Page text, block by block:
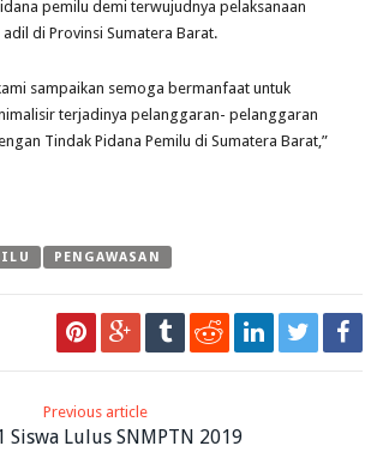
pemilu demi terwujudnya pelaksanaan
di Provinsi Sumatera Barat.
sampaikan semoga bermanfaat untuk
terjadinya pelanggaran- pelanggaran
Tindak Pidana Pemilu di Sumatera Barat,”
PENGAWASAN
Previous article
Siswa Lulus SNMPTN 2019